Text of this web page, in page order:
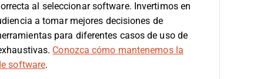
al seleccionar software. Invertimos en
a tomar mejores decisiones de
para diferentes casos de uso de
Conozca cómo mantenemos la
software.